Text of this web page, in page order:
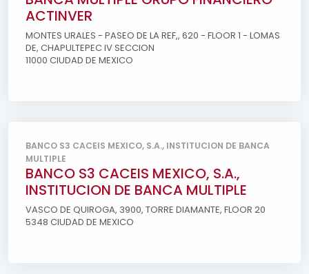
ACTINVER
MONTES URALES - PASEO DE LA REF,, 620 - FLOOR 1 - LOMAS
DE, CHAPULTEPEC IV SECCION
11000 CIUDAD DE MEXICO
BANCO S3 CACEIS MEXICO, S.A., INSTITUCION DE BANCA
MULTIPLE
BANCO S3 CACEIS MEXICO, S.A.,
INSTITUCION DE BANCA MULTIPLE
VASCO DE QUIROGA, 3900, TORRE DIAMANTE, FLOOR 20
5348 CIUDAD DE MEXICO